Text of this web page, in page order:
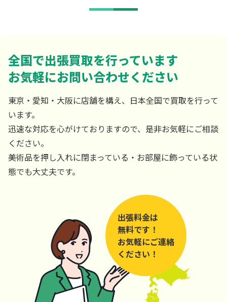
全国で出張買取を行っています
お気軽にお問い合わせください
東京・愛知・大阪に店舗を構え、日本全国で買取を行って
います。
迅速な対応を心がけておりますので、是非お気軽にご相談
ください。
美術品を押し入れに閉まっている・お部屋に飾っている状
態でも大丈夫です。
出張料金は
無料です！
お気軽にご連絡
ください！